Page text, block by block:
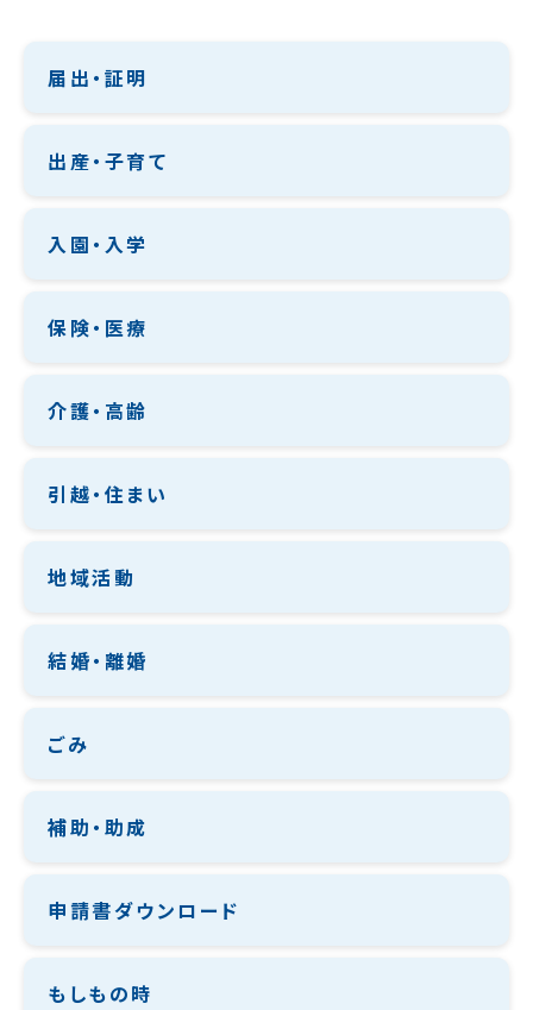
届出・証明
出産・子育て
入園・入学
保険・医療
介護・高齢
引越・住まい
地域活動
結婚・離婚
ごみ
補助・助成
申請書ダウンロード
もしもの時